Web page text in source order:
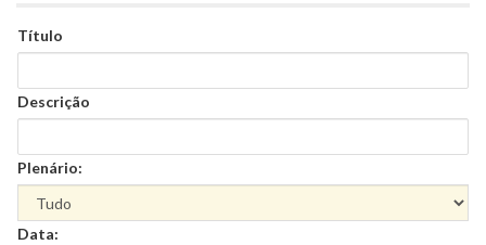
Título
Descrição
Plenário:
Data: